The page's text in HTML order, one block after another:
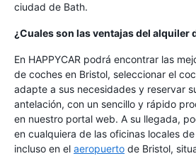
ciudad de Bath.
¿Cuales son las ventajas del alquiler
En HAPPYCAR podrá encontrar las
de coches en Bristol, seleccionar el
adapte a sus necesidades y reservar
antelación, con un sencillo y rápido
en nuestro portal web. A su llegada,
en cualquiera de las oficinas locales
incluso en el aeropuerto de Bristol,